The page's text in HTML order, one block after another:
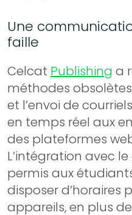
Une
faille
Celcat Publishing a
méthodes
et l’envoi de
en temps réel aux
des plateformes
L’intégration avec
permis aux
disposer d’horaires
appareils, en plus